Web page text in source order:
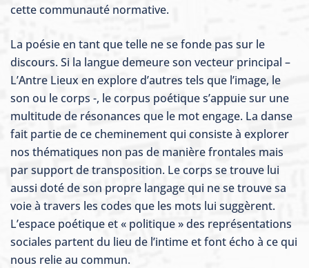
cette communauté normative.
La poésie en tant que telle ne se fonde pas sur le
discours. Si la langue demeure son vecteur principal –
L’Antre Lieux en explore d’autres tels que l’image, le
son ou le corps -, le corpus poétique s’appuie sur une
multitude de résonances que le mot engage. La danse
fait partie de ce cheminement qui consiste à explorer
nos thématiques non pas de manière frontales mais
par support de transposition. Le corps se trouve lui
aussi doté de son propre langage qui ne se trouve sa
voie à travers les codes que les mots lui suggèrent.
L’espace poétique et « politique » des représentations
sociales partent du lieu de l’intime et font écho à ce qui
nous relie au commun.